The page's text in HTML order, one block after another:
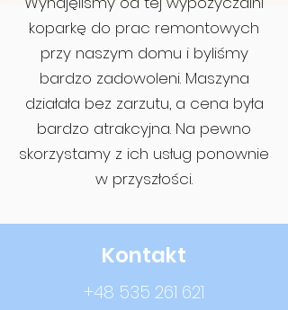
koparkę do prac remontowych
przy naszym domu i byliśmy
bardzo zadowoleni. Maszyna
działała bez zarzutu, a cena była
bardzo atrakcyjna. Na pewno
skorzystamy z ich usług ponownie
w przyszłości.
Kontakt
+48 535 261 621